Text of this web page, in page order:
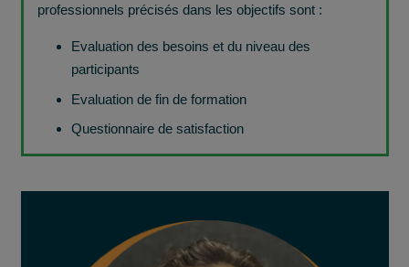
professionnels précisés dans les objectifs sont :
Evaluation des besoins et du niveau des
participants
Evaluation de fin de formation
Questionnaire de satisfaction